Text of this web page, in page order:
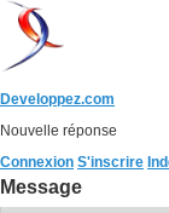
Developpez.com
Nouvelle réponse
Connexion S'inscrire
Message